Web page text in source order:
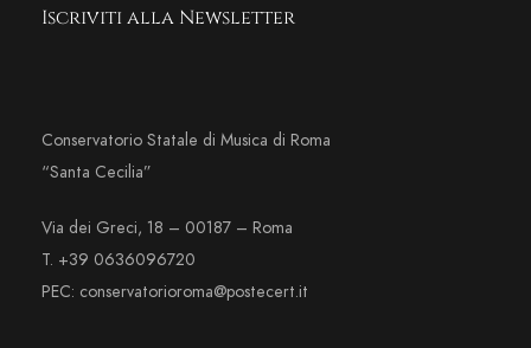
Iscriviti alla Newsletter
Conservatorio Statale di Musica di Roma
“Santa Cecilia”
Via dei Greci, 18 – 00187 – Roma
T. +39 0636096720
PEC: conservatorioroma@postecert.it